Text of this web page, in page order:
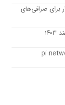
برای صرافی‌های